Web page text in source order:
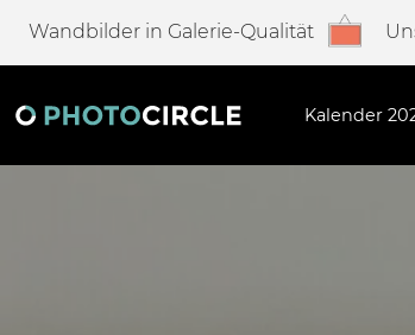
Wandbilder in Galerie-Qualität
Kalender